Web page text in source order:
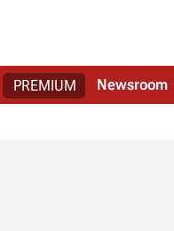
PREMIUM Newsroom